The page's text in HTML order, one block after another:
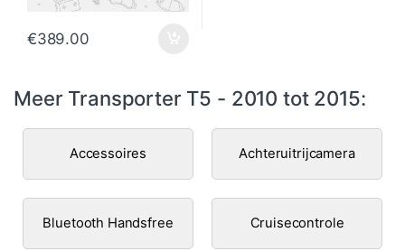
€389.00
Meer Transporter T5 - 2010 tot 2015:
Accessoires Achteruitrijcamera
Bluetooth Handsfree Cruisecontrole